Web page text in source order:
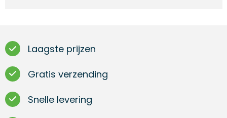
Laagste prijzen
Gratis verzending
Snelle levering